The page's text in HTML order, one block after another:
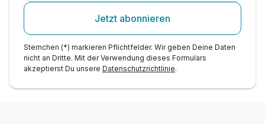
Jetzt abonnieren
Sternchen (*) markieren Pflichtfelder. Wir geben Deine Daten
nicht an Dritte. Mit der Verwendung dieses Formulars
akzeptierst Du unsere Datenschutzrichtlinie.